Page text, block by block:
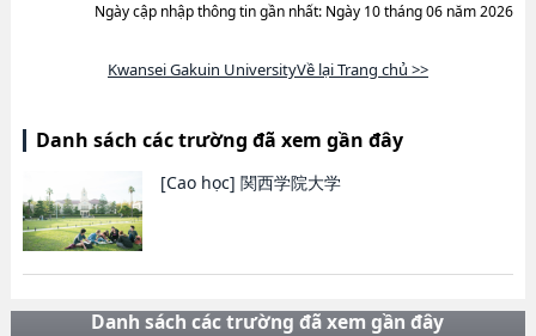
Ngày cập nhập thông tin gần nhất: Ngày 10 tháng 06 năm 2026
Kwansei Gakuin UniversityVề lại Trang chủ >>
Danh sách các trường đã xem gần đây
[Cao học] 関西学院大学
Danh sách các trường đã xem gần đây